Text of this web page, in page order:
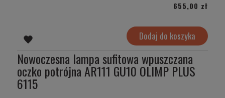
655,00 zł
Dodaj do koszyka
Nowoczesna lampa sufitowa wpuszczana
oczko potrójna AR111 GU10 OLIMP PLUS
6115